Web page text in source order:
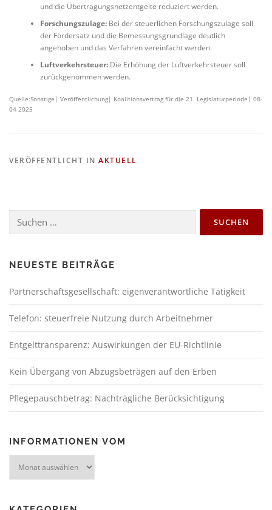
und die Übertragungsnetzentgelte reduziert werden.
Forschungszulage:Bei der steuerlichen Forschungszulage soll
der Fördersatz und die Bemessungsgrundlage deutlich
angehoben und das Verfahren vereinfacht werden.
Luftverkehrsteuer:Die Erhöhung der Luftverkehrsteuer soll
zurückgenommen werden.
Quelle:Sonstige| Veröffentlichung| Koalitionsvertrag für die 21. Legislaturperiode| 08-
04-2025
VERÖFFENTLICHT IN AKTUELL
NEUESTE BEITRÄGE
Partnerschaftsgesellschaft: eigenverantwortliche Tätigkeit
Telefon: steuerfreie Nutzung durch Arbeitnehmer
Entgelttransparenz: Auswirkungen der EU-Richtlinie
Kein Übergang von Abzugsbeträgen auf den Erben
Pflegepauschbetrag: Nachträgliche Berücksichtigung
INFORMATIONEN VOM